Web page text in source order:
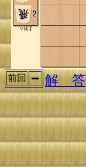
前回 解 答